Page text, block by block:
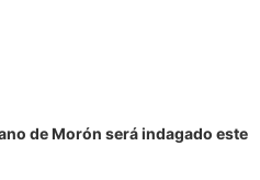
de Morón será indagado este